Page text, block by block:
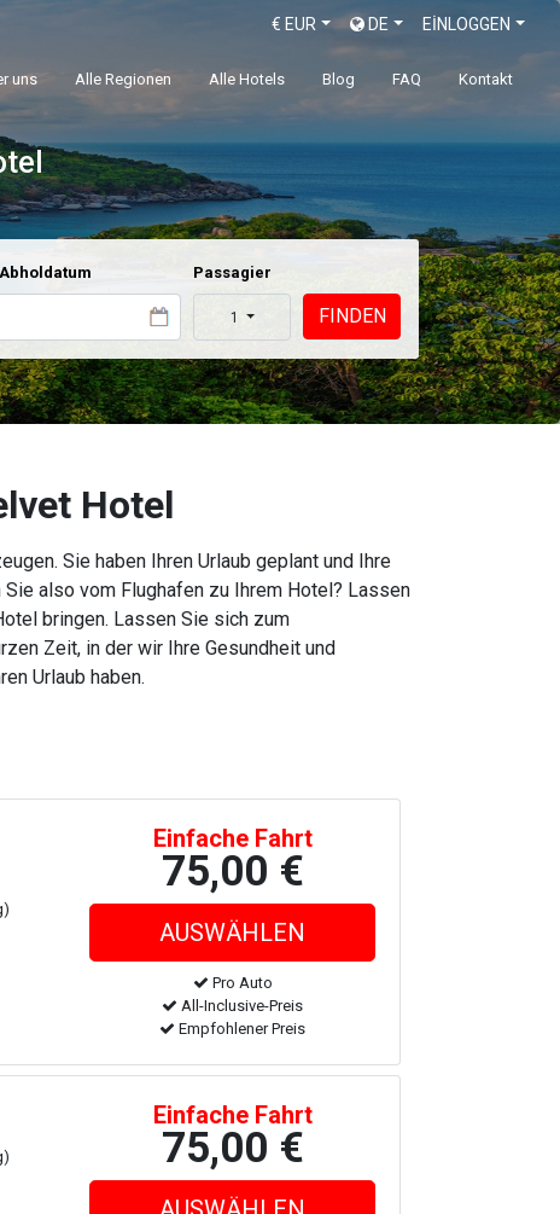
EİNLOGGEN
DE
€ EUR
uns Alle Regionen Alle Hotels Blog FAQ Kontakt
Abholdatum Passagier
1 FINDEN
Hotel
Sie haben Ihren Urlaub geplant und Ihre
also vom Flughafen zu Ihrem Hotel? Lassen
bringen. Lassen Sie sich zum
Zeit, in der wir Ihre Gesundheit und
Urlaub haben.
Einfache Fahrt
75,00 €
Pro Auto
All-Inclusive-Preis
Empfohlener Preis
Einfache Fahrt
75,00 €